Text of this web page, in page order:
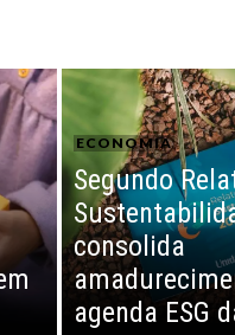
ECONOMIA
Segundo
consolida
agenda ESG